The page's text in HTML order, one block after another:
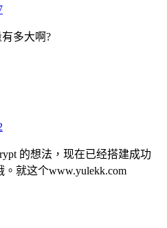
多大啊?
的想法，现在已经搭建成功
就这个www.yulekk.com